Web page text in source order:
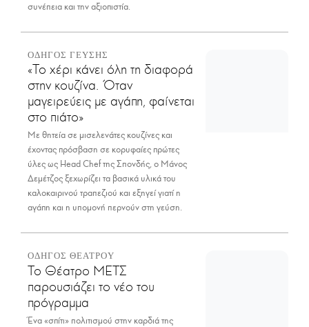
συνέπεια και την αξιοπιστία.
ΟΔΗΓΟΣ ΓΕΥΣΗΣ
«Το χέρι κάνει όλη τη διαφορά
στην κουζίνα. Όταν
μαγειρεύεις με αγάπη, φαίνεται
στο πιάτο»
Με θητεία σε μισελενάτες κουζίνες και
έχοντας πρόσβαση σε κορυφαίες πρώτες
ύλες ως Head Chef της Σπονδής, ο Μάνος
Δεμέτζος ξεχωρίζει τα βασικά υλικά του
καλοκαιρινού τραπεζιού και εξηγεί γιατί η
αγάπη και η υπομονή περνούν στη γεύση.
ΟΔΗΓΟΣ ΘΕΑΤΡΟΥ
Το Θέατρο ΜΕΤΣ
παρουσιάζει το νέο του
πρόγραμμα
Ένα «σπίτι» πολιτισμού στην καρδιά της